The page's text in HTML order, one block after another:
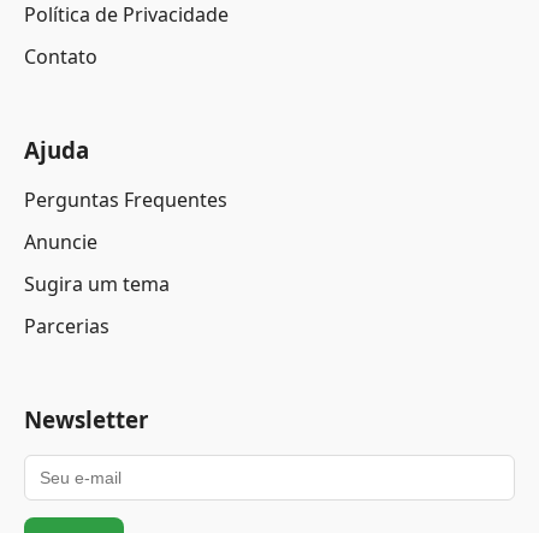
Política de Privacidade
Contato
Ajuda
Perguntas Frequentes
Anuncie
Sugira um tema
Parcerias
Newsletter